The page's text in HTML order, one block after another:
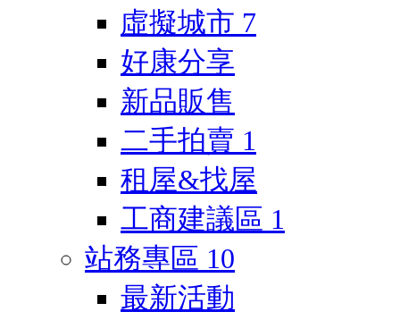
虛擬城市 7
好康分享
新品販售
二手拍賣 1
租屋&找屋
工商建議區 1
站務專區 10
最新活動